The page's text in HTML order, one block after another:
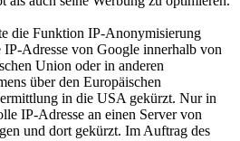
die Funktion IP-Anonymisierung
Adresse von Google innerhalb von
Union oder in anderen
über den Europäischen
in die USA gekürzt. Nur in
IP-Adresse an einen Server von
und dort gekürzt. Im Auftrag des